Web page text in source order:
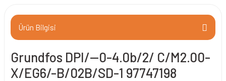
Ürün Bilgisi
Grundfos DPI/--0-4.0b/2/ C/M2.00-
X/EG6/-B/02B/SD-1 97747198